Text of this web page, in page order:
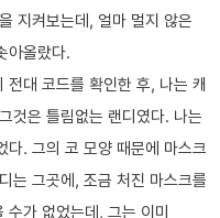
지켜보는데, 얼마 멀지 않은
아올랐다.
전대 코드를 확인한 후, 나는 캐
것은 틀림없는 랜디였다. 나는
다. 그의 코 모양 때문에 마스크
는 그곳에, 조금 처진 마스크를
가 없었는데, 그는 이미